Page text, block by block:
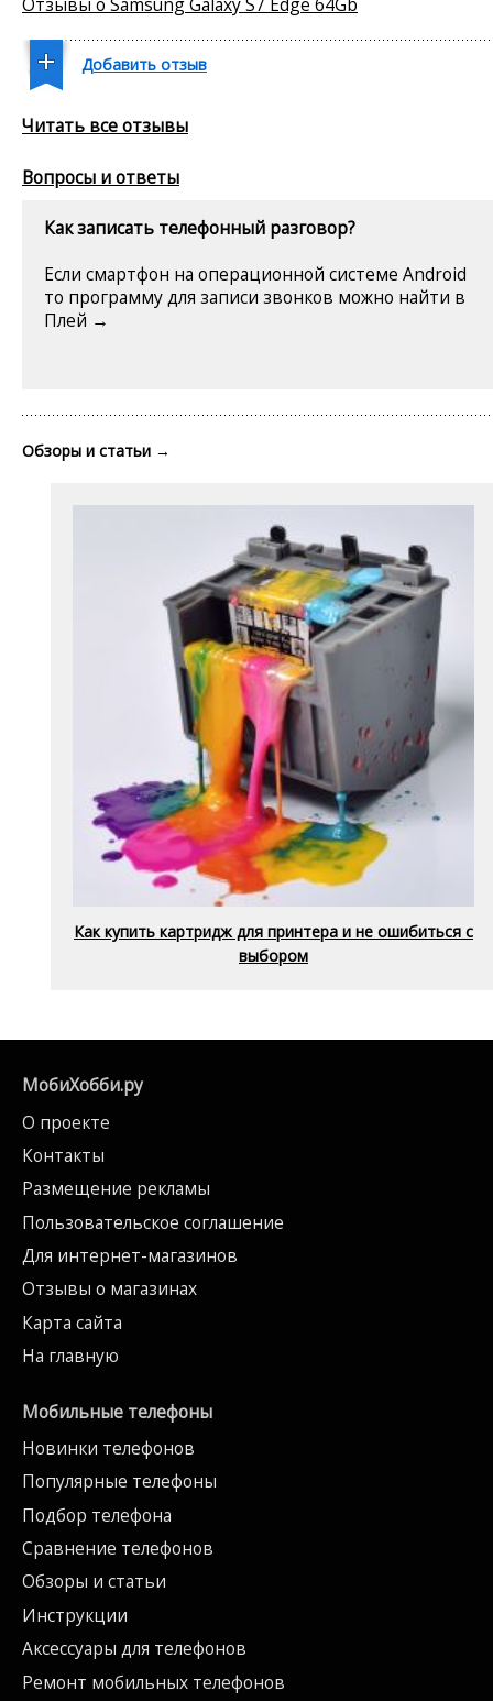
Добавить отзыв
Читать все отзывы
Вопросы и ответы
Как записать телефонный разговор?
Если смартфон на операционной системе Android
то программу для записи звонков можно найти в
Плей →
Обзоры и статьи →
Как купить картридж для принтера и не ошибиться с
выбором
МобиХобби.ру
О проекте
Контакты
Размещение рекламы
Пользовательское соглашение
Для интернет-магазинов
Отзывы о магазинах
Карта сайта
На главную
Мобильные телефоны
Новинки телефонов
Популярные телефоны
Подбор телефона
Сравнение телефонов
Обзоры и статьи
Инструкции
Аксессуары для телефонов
Ремонт мобильных телефонов